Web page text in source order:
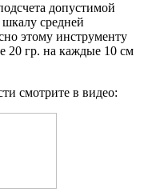
допустимой
средней
этому инструменту
20 гр. на каждые 10 см
смотрите в видео: